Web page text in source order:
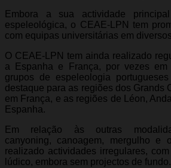
Embora a sua actividade
espeleológica, o CEAE-LPN tem
com equipas universitárias em
O CEAE-LPN tem ainda realizado
a Espanha e França, por vezes em
grupos de espeleologia
destaque para as regiões dos Grands
em França, e as regiões de Léon,
Espanha.
Em relação às outras
canyoning, canoagem, mergulho e
realizado actividades irregulares,
lúdico, embora sem projectos de fundo.